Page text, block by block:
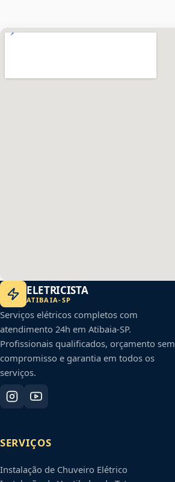
ELETRICISTA
ATIBAIA-SP
Serviços elétricos completos com
atendimento 24h em Atibaia-SP.
Profissionais qualificados, orçamento sem
compromisso e garantia em todos os
serviços.
SERVIÇOS
Instalação de Chuveiro Elétrico